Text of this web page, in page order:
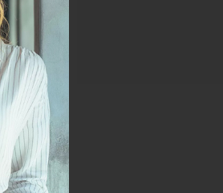
linka
REPLY